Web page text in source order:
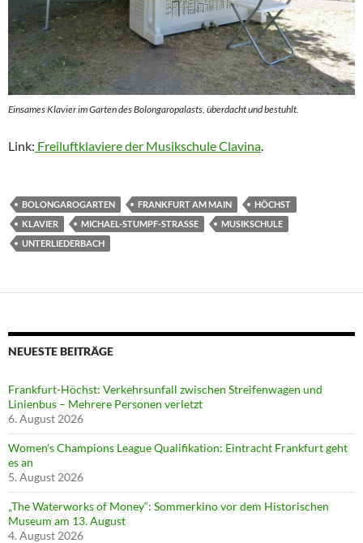
Einsames Klavier im Garten des Bolongaropalasts, überdacht und bestuhlt.
Link: Freiluftklaviere der Musikschule Clavina.
BOLONGAROGARTEN FRANKFURT AM MAIN
HÖCHST
KLAVIER
MICHAEL-STUMPF-STRASSE
MUSIKSCHULE
UNTERLIEDERBACH
NEUESTE BEITRÄGE
Frankfurt-Höchst: Verkehrsunfall zwischen Streifenwagen und
Linienbus – Mehrere Personen verletzt
6. August 2026
Women’s Champions League Qualifikation: Eintracht Frankfurt geht
es an
5. August 2026
„The Waterworks of Money“: Sommerkino vor dem Historischen
Museum am 13. August
4. August 2026